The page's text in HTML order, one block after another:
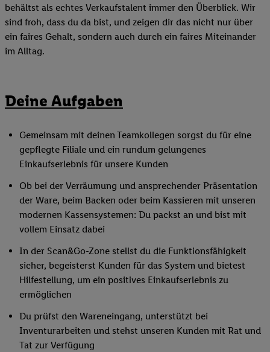
behältst als echtes Verkaufstalent immer den Überblick. Wir
sind froh, dass du da bist, und zeigen dir das nicht nur über
ein faires Gehalt, sondern auch durch ein faires Miteinander
im Alltag.
Deine Aufgaben
Gemeinsam mit deinen Teamkollegen sorgst du für eine
gepflegte Filiale und ein rundum gelungenes
Einkaufserlebnis für unsere Kunden
Ob bei der Verräumung und ansprechender Präsentation
der Ware, beim Backen oder beim Kassieren mit unseren
modernen Kassensystemen: Du packst an und bist mit
vollem Einsatz dabei
In der Scan&Go-Zone stellst du die Funktionsfähigkeit
sicher, begeisterst Kunden für das System und bietest
Hilfestellung, um ein positives Einkaufserlebnis zu
ermöglichen
Du prüfst den Wareneingang, unterstützt bei
Inventurarbeiten und stehst unseren Kunden mit Rat und
Tat zur Verfügung